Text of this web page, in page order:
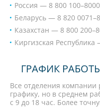
Россия — 8 800 100–8000
Беларусь — 8 820
Казахстан — 8 800
Киргизская Республика
ГРАФИК
Все отделения
графику, но в среднем
с 9 до 18 час. Более